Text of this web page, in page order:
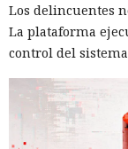
Los delincuentes
La plataforma
control del